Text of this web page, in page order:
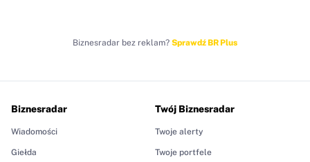
Biznesradar bez reklam? Sprawdź BR Plus
Biznesradar
Wiadomości
Giełda
Twój Biznesradar
Twoje alerty
Twoje portfele